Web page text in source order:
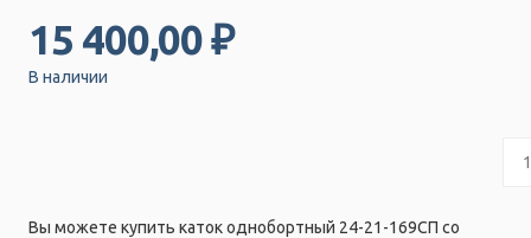
15 400,00 ₽
В наличии
Вы можете купить каток однобортный 24-21-169СП со